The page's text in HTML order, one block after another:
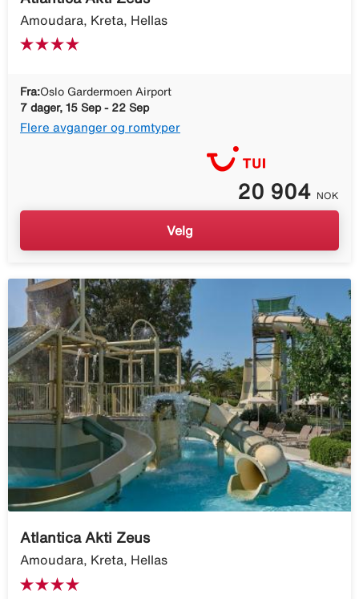
Amoudara, Kreta, Hellas
Fra:Oslo Gardermoen Airport
7 dager, 15 Sep - 22 Sep
Flere avganger og romtyper
20 904 NOK
Velg
Atlantica Akti Zeus
Amoudara, Kreta, Hellas